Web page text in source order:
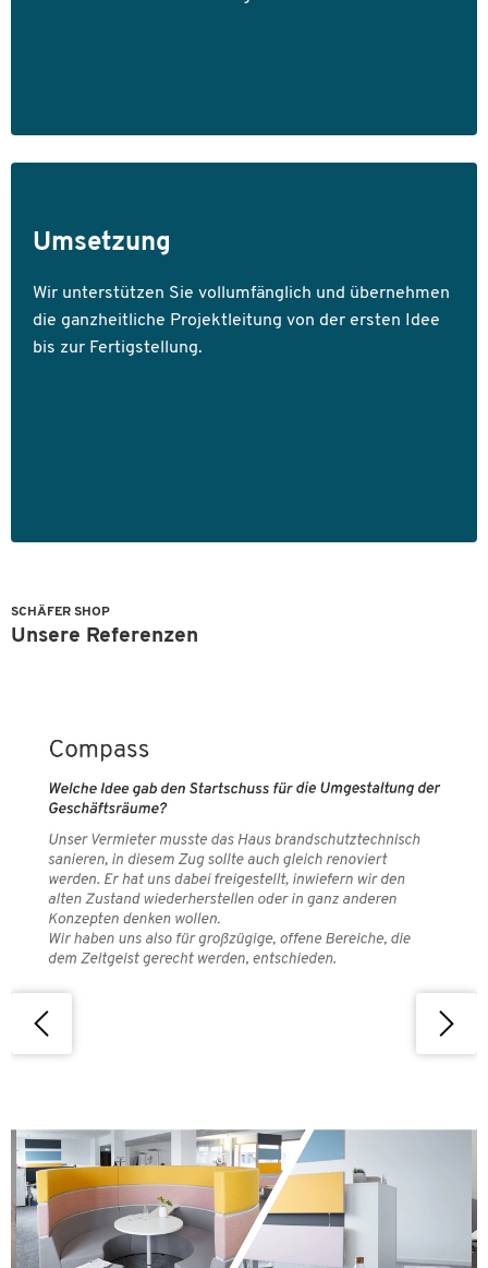
Umsetzung
Wir unterstützen Sie vollumfänglich und übernehmen
die ganzheitliche Projektleitung von der ersten Idee
bis zur Fertigstellung.
SCHÄFER SHOP
Unsere Referenzen